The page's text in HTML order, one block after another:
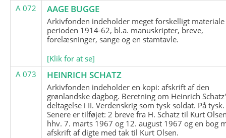
A 072
AAGE BUGGE
Arkivfonden indeholder meget forskelligt
perioden 1914-62, bl.a. manuskripter, breve,
forelæsninger, sange og en stamtavle.
[Klik for at se]
A 073
HEINRICH SCHATZ
Arkivfonden indeholder en kopi: afskrift af den
grønlandske dagbog. Beretning om Heinrich Schatz'
deltagelse i II. Verdenskrig som tysk soldat. På tysk.
Senere er tilføjet: 2 breve fra H. Schatz til Kurt
hhv. 7. marts 1967 og 12. august 1967 og en bog
afskrift af digte med tak til Kurt Olsen.